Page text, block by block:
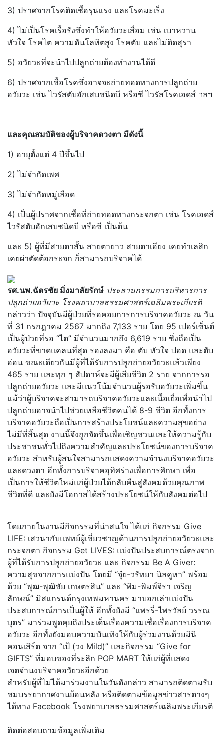
3) ปราศจากโรคติดเชื้อรุนแรง และโรคมะเร็ง
4) ไม่เป็นโรคเรื้อรังซึ่งทำให้อวัยวะเสื่อม เช่น เบาหวาน
หัวใจ โรคไต ความดันโลหิตสูง โรคตับ และไม่ติดสุรา
5) อวัยวะที่จะนำไปปลูกถ่ายต้องทำงานได้ดี
6) ปราศจากเชื้อโรคซึ่งอาจจะถ่ายทอดทางการปลูกถ่าย
อวัยวะ เช่น ไวรัสตับอักเสบชนิดบี หรือซี ไวรัสโรคเอดส์ ฯลฯ
และคุณสมบัติของผู้บริจาคดวงตา มีดังนี้
1) อายุตั้งแต่ 4 ปีขึ้นไป
2) ไม่จำกัดเพศ
3) ไม่จำกัดหมู่เลือด
4) เป็นผู้ปราศจากเชื้อที่ถ่ายทอดทางกระจกตา เช่น โรคเอดส์
ไวรัสตับอักเสบชนิดบี หรือซี เป็นต้น
และ 5) ผู้ที่มีสายตาสั้น สายตายาว สายตาเอียง เคยทำเลสิก
เคยผ่าตัดต้อกระจก ก็สามารถบริจาคได้
รศ.นพ.ฉัตรชัย มิ่งมาลัยรักษ์ ประธานกรรมการบริหารการ
ปลูกถ่ายอวัยวะ โรงพยาบาลธรรมศาสตร์เฉลิมพระเกียรติ
กล่าวว่า ปัจจุบันมีผู้ป่วยที่รอคอยการการบริจาคอวัยวะ ณ วัน
ที่ 31 กรกฎาคม 2567 มากถึง 7,133 ราย โดย 95 เปอร์เซ็นต์
เป็นผู้ป่วยที่รอ “ไต” มีจำนวนมากถึง 6,619 ราย ซึ่งถือเป็น
อวัยวะที่ขาดแคลนที่สุด รองลงมา คือ ตับ หัวใจ ปอด และตับ
อ่อน ขณะเดียวกันมีผู้ที่ได้รับการปลูกถ่ายอวัยวะแล้วเพียง
465 ราย และทุก ๆ สัปดาห์จะมีผู้เสียชีวิต 2 ราย จากการรอ
ปลูกถ่ายอวัยวะ และมีแนวโน้มจำนวนผู้รอรับอวัยวะเพิ่มขึ้น
แม้ว่าผู้บริจาคจะสามารถบริจาคอวัยวะและเนื้อเยื่อเพื่อนำไป
ปลูกถ่ายอาจนำไปช่วยเหลือชีวิตคนได้ 8-9 ชีวิต อีกทั้งการ
บริจาคอวัยวะถือเป็นการสร้างประโยชน์และความสุขอย่าง
ไม่มีที่สิ้นสุด งานนี้จึงถูกจัดขึ้นเพื่อเชิญชวนและให้ความรู้กับ
ประชาชนทั่วไปถึงความสำคัญและประโยชน์ของการบริจาค
อวัยวะ สำหรับผู้สนใจสามารถแสดงความจำนงบริจาคอวัยวะ
และดวงตา อีกทั้งการบริจาคอุทิศร่างเพื่อการศึกษา เพื่อ
เป็นการให้ชีวิตใหม่แก่ผู้ป่วยได้กลับคืนสู่สังคมด้วยคุณภาพ
ชีวิตที่ดี และยังมีโอกาสได้สร้างประโยชน์ให้กับสังคมต่อไป
โดยภายในงานมีกิจกรรมที่น่าสนใจ ได้แก่ กิจกรรม Give
LIFE: เสวนากับแพทย์ผู้เชี่ยวชาญด้านการปลูกถ่ายอวัยวะและ
กระจกตา กิจกรรม Get LIVES: แบ่งปันประสบการณ์ตรงจาก
ผู้ที่ได้รับการปลูกถ่ายอวัยวะ และ กิจกรรม Be A Giver:
ความสุขจากการแบ่งปัน โดยมี “จุ๋ย-วรัทยา นิลคูหา” พร้อม
ด้วย “พุฒ-พุฒิชัย เกษตรสิน” และ “พิม-พิมพ์จิรา เจริญ
ลักษณ์” มิสแกรนด์กรุงเทพมหานคร มาบอกเล่าแบ่งปัน
ประสบการณ์การเป็นผู้ให้ อีกทั้งยังมี “แพรรี่-ไพรวัลย์ วรรณ
บุตร” มาร่วมพูดคุยถึงประเด็นเรื่องความเชื่อเรื่องการบริจาค
อวัยวะ อีกทั้งยังมอบความบันเทิงให้กับผู้ร่วมงานด้วยมินิ
คอนเสิร์ต จาก “เป้ (วง Mild)” และกิจกรรม “Give for
GIFTS” ที่มอบของที่ระลึก POP MART ให้แก่ผู้ที่แสดง
เจตจำนงบริจาคอวัยวะอีกด้วย
สำหรับผู้ที่ไม่ได้มาร่วมงานในวันดังกล่าว สามารถติดตามรับ
ชมบรรยากาศงานย้อนหลัง หรือติดตามข้อมูลข่าวสารตางๆ
ได้ทาง Facebook โรงพยาบาลธรรมศาสตร์เฉลิมพระเกียรติ
ติดต่อสอบถามข้อมูลเพิ่มเติม